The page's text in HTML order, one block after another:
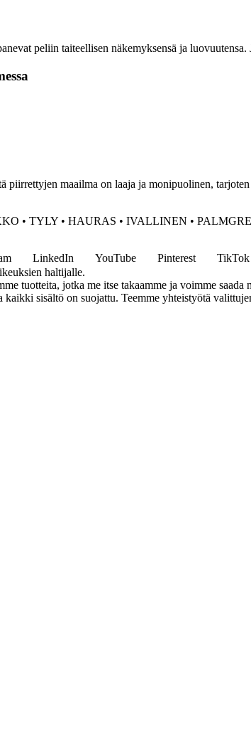
peliin taiteellisen näkemyksensä ja
piirrettyjen maailma on laaja ja monipuolinen,
• TYLY • HAURAS • IVALLINEN •
LinkedIn YouTube Pinterest TikTok
haltijalle.
tuotteita, jotka me itse takaamme ja voimme
sisältö on suojattu. Teemme yhteistyötä